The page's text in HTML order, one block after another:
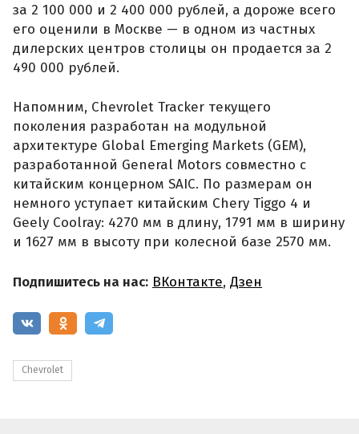
за 2 100 000 и 2 400 000 рублей, а дороже всего
его оценили в Москве — в одном из частных
дилерских центров столицы он продается за 2
490 000 рублей.
Напомним, Chevrolet Tracker текущего
поколения разработан на модульной
архитектуре Global Emerging Markets (GEM),
разработанной General Motors совместно с
китайским концерном SAIC. По размерам он
немного уступает китайским Chery Tiggo 4 и
Geely Coolray: 4270 мм в длину, 1791 мм в ширину
и 1627 мм в высоту при колесной базе 2570 мм.
Подпишитесь на нас: ВКонтакте, Дзен
Chevrolet